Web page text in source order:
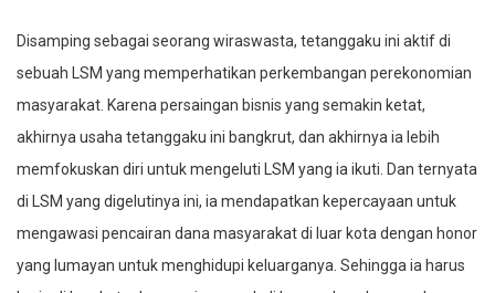
Disamping sebagai seorang wiraswasta, tetanggaku ini aktif di
sebuah LSM yang memperhatikan perkembangan perekonomian
masyarakat. Karena persaingan bisnis yang semakin ketat,
akhirnya usaha tetanggaku ini bangkrut, dan akhirnya ia lebih
memfokuskan diri untuk mengeluti LSM yang ia ikuti. Dan ternyata
di LSM yang digelutinya ini, ia mendapatkan kepercayaan untuk
mengawasi pencairan dana masyarakat di luar kota dengan honor
yang lumayan untuk menghidupi keluarganya. Sehingga ia harus